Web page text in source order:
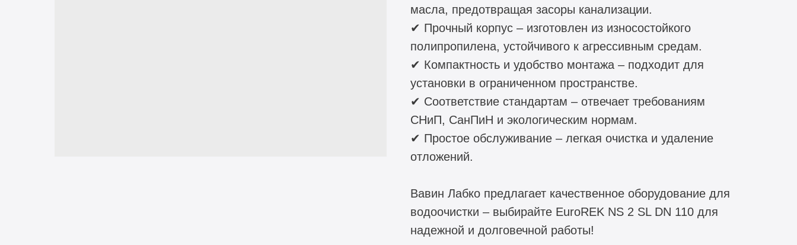
масла, предотвращая засоры канализации.
✔ Прочный корпус – изготовлен из износостойкого
полипропилена, устойчивого к агрессивным средам.
✔ Компактность и удобство монтажа – подходит для
установки в ограниченном пространстве.
✔ Соответствие стандартам – отвечает требованиям
СНиП, СанПиН и экологическим нормам.
✔ Простое обслуживание – легкая очистка и удаление
отложений.
Вавин Лабко предлагает качественное оборудование для
водоочистки – выбирайте EuroREK NS 2 SL DN 110 для
надежной и долговечной работы!